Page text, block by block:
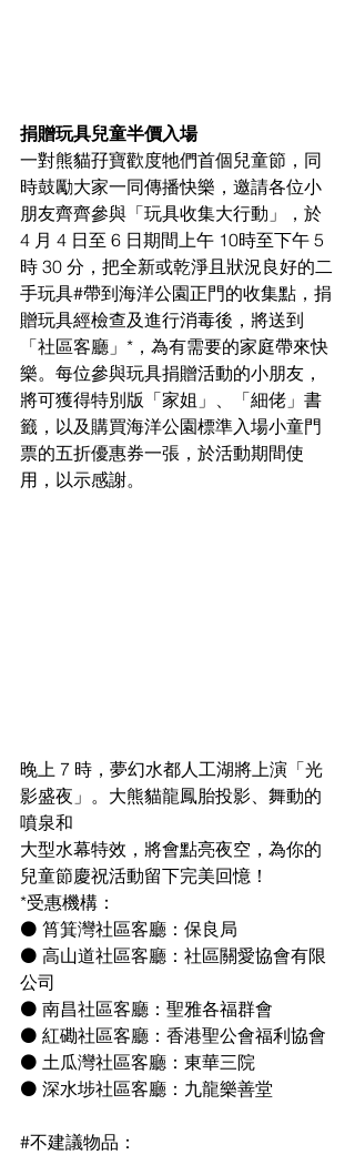
捐贈玩具兒童半價入場
一對熊貓孖寶歡度牠們首個兒童節，同
時鼓勵大家一同傳播快樂，邀請各位小
朋友齊齊參與「玩具收集大行動」，於
4 月 4 日至 6 日期間上午 10時至下午 5
時 30 分，把全新或乾淨且狀況良好的二
手玩具#帶到海洋公園正門的收集點，捐
贈玩具經檢查及進行消毒後，將送到
「社區客廳」*，為有需要的家庭帶來快
樂。每位參與玩具捐贈活動的小朋友，
將可獲得特別版「家姐」、「細佬」書
籤，以及購買海洋公園標準入場小童門
票的五折優惠券一張，於活動期間使
用，以示感謝。
晚上 7 時，夢幻水都人工湖將上演「光
影盛夜」。大熊貓龍鳳胎投影、舞動的
噴泉和
大型水幕特效，將會點亮夜空，為你的
兒童節慶祝活動留下完美回憶！
*受惠機構：
⚫ 筲箕灣社區客廳：保良局
⚫ 高山道社區客廳：社區關愛協會有限
公司
⚫ 南昌社區客廳：聖雅各福群會
⚫ 紅磡社區客廳：香港聖公會福利協會
⚫ 土瓜灣社區客廳：東華三院
⚫ 深水埗社區客廳：九龍樂善堂
#不建議物品 ：